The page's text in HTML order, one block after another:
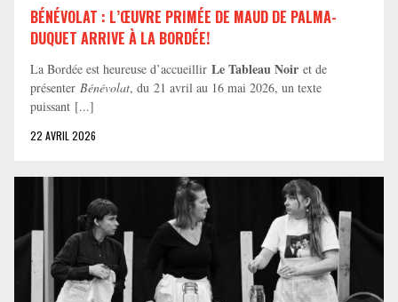
BÉNÉVOLAT : L’ŒUVRE PRIMÉE DE MAUD DE PALMA-
DUQUET ARRIVE À LA BORDÉE!
La Bordée est heureuse d’accueillir Le Tableau Noir et de
présenter Bénévolat, du 21 avril au 16 mai 2026, un texte
puissant [...]
22 AVRIL 2026